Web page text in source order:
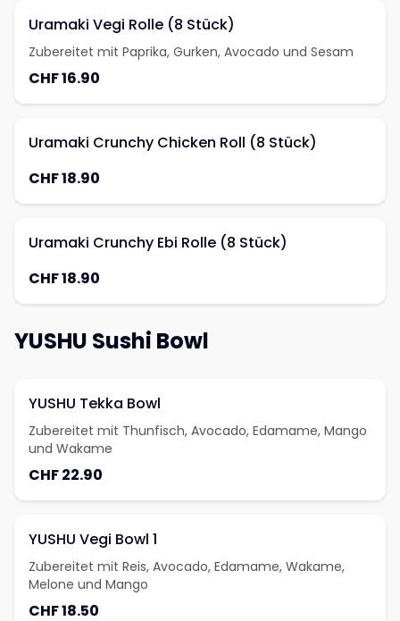
Uramaki Vegi Rolle (8 Stück)
Zubereitet mit Paprika, Gurken, Avocado und Sesam
CHF 16.90
Uramaki Crunchy Chicken Roll (8 Stück)
CHF 18.90
Uramaki Crunchy Ebi Rolle (8 Stück)
CHF 18.90
YUSHU Sushi Bowl
YUSHU Tekka Bowl
Zubereitet mit Thunfisch, Avocado, Edamame, Mango
und Wakame
CHF 22.90
YUSHU Vegi Bowl 1
Zubereitet mit Reis, Avocado, Edamame, Wakame,
Melone und Mango
CHF 18.50